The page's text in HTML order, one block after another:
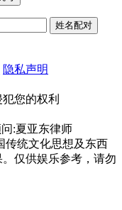
隐私声明
您的权利
:夏亚东律师
传统文化思想及东西
仅供娱乐参考，请勿